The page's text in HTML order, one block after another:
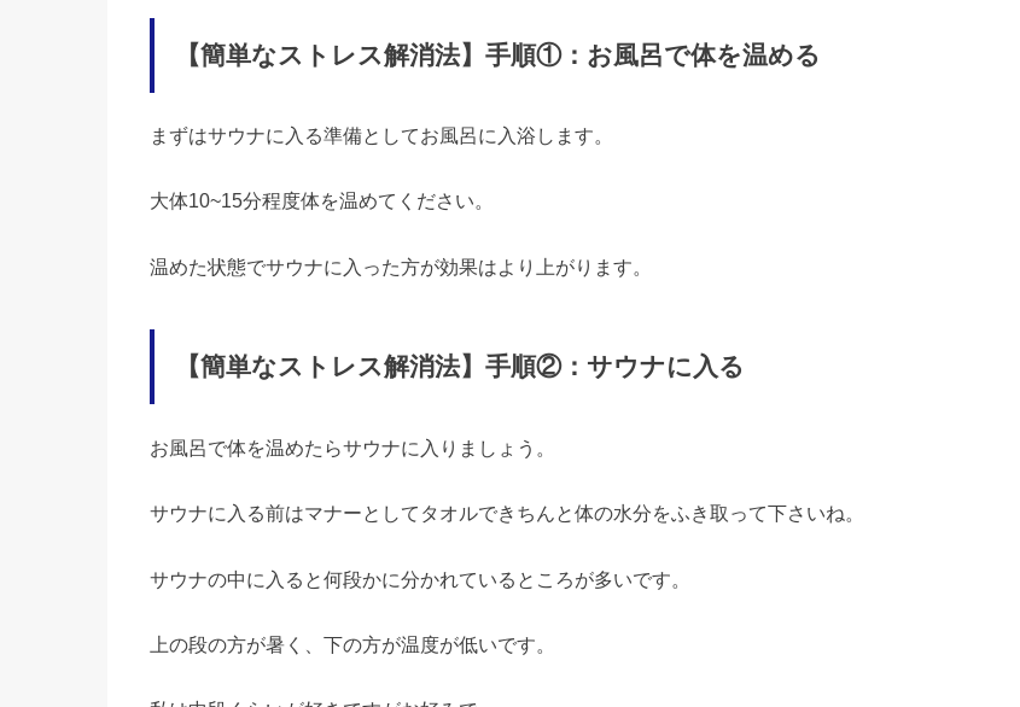
【簡単なストレス解消法】手順①：お風呂で体を温める
まずはサウナに入る準備としてお風呂に入浴します。
大体10~15分程度体を温めてください。
温めた状態でサウナに入った方が効果はより上がります。
【簡単なストレス解消法】手順②：サウナに入る
お風呂で体を温めたらサウナに入りましょう。
サウナに入る前はマナーとしてタオルできちんと体の水分をふき取って下さいね。
サウナの中に入ると何段かに分かれているところが多いです。
上の段の方が暑く、下の方が温度が低いです。